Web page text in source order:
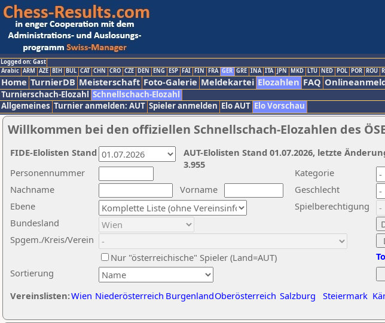
Logged on: Gast
Arabic ARM AZE BIH BUL CAT CHN CRO CZE DEN ENG ESP FAI FIN FRA GER GRE INA ITA JPN MKD LTU NED POL POR ROU
Home TurnierDB Meisterschaft Foto-Galerie Meldekartei Elozahlen FAQ
Turnierschach-Elozahl Schnellschach-Elozahl
Allgemeines Turnier anmelden: AUT Spieler anmelden Elo AUT Elo Vorschau
Willkommen bei den offiziellen Schnellschach-Elozahlen des
Nachname
Vorname
Ebene
Kategorie
Sortierung
Personennummer
Bundesland
Spgem./Kreis/Verein
Geschlecht
Nur "österreichische" Spieler (Land=AUT)
Spielberechtigung
Vereinslisten:Wien Niederösterreich BurgenlandOberösterreich Salzburg Steiermark
AUT-Elolisten Stand 01.07.2026, letzte
3.955
FIDE-Elolisten Stand